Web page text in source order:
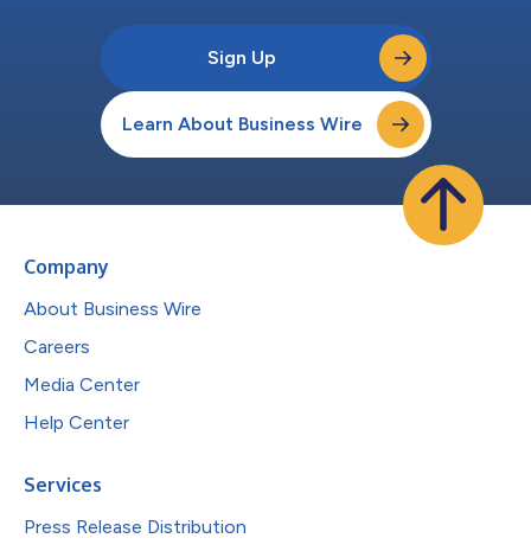
Sign Up
Learn About Business Wire
Company
About Business Wire
Careers
Media Center
Help Center
Services
Press Release Distribution